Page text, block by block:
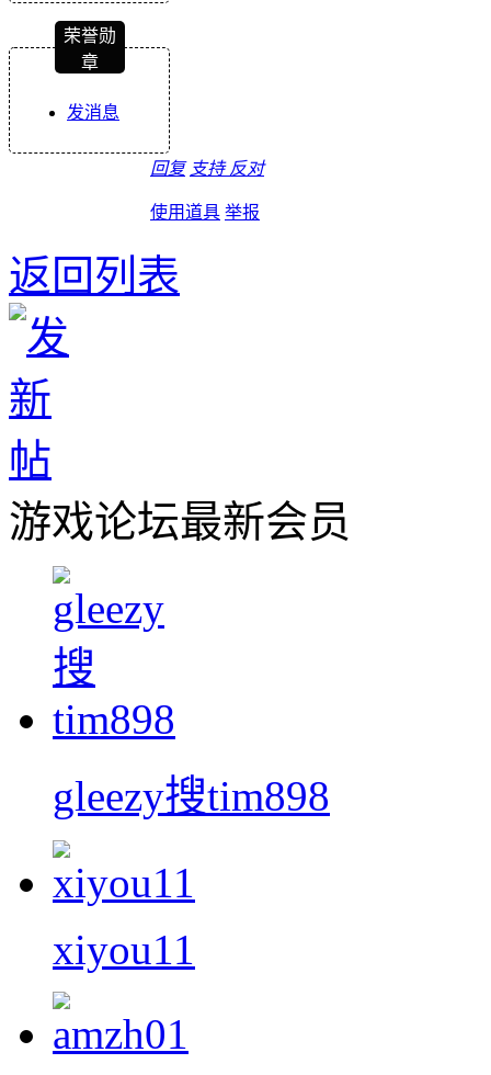
荣誉勋
章
发消息
回复 支持 反对
使用道具 举报
返回列表
游戏论坛最新会员
gleezy搜tim898
xiyou11